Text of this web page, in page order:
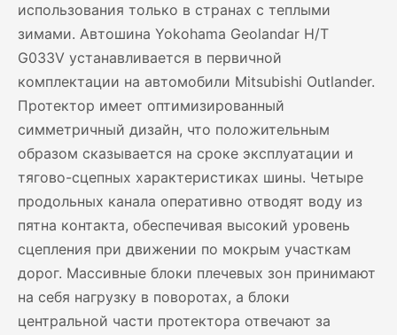
использования только в странах с теплыми
зимами. Автошина Yokohama Geolandar H/T
G033V устанавливается в первичной
комплектации на автомобили Mitsubishi Outlander.
Протектор имеет оптимизированный
симметричный дизайн, что положительным
образом сказывается на сроке эксплуатации и
тягово-сцепных характеристиках шины. Четыре
продольных канала оперативно отводят воду из
пятна контакта, обеспечивая высокий уровень
сцепления при движении по мокрым участкам
дорог. Массивные блоки плечевых зон принимают
на себя нагрузку в поворотах, а блоки
центральной части протектора отвечают за